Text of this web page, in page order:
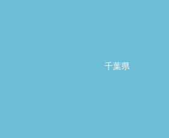
千葉県